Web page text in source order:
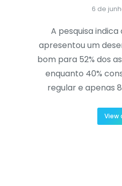
6 de
A pesquisa
apresentou um
bom para 52% dos
enquanto 40%
regular e apenas
View